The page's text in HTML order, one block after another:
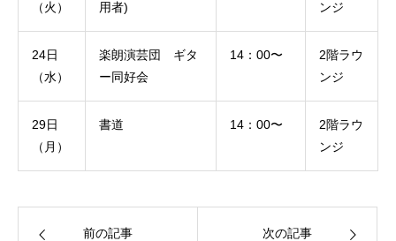
（火）
用者)
ンジ
24日
（水）
楽朗演芸団 ギタ
ー同好会
14：00〜
2階ラウ
ンジ
29日
（月）
書道 14：00〜
2階ラウ
ンジ
前の記事 次の記事